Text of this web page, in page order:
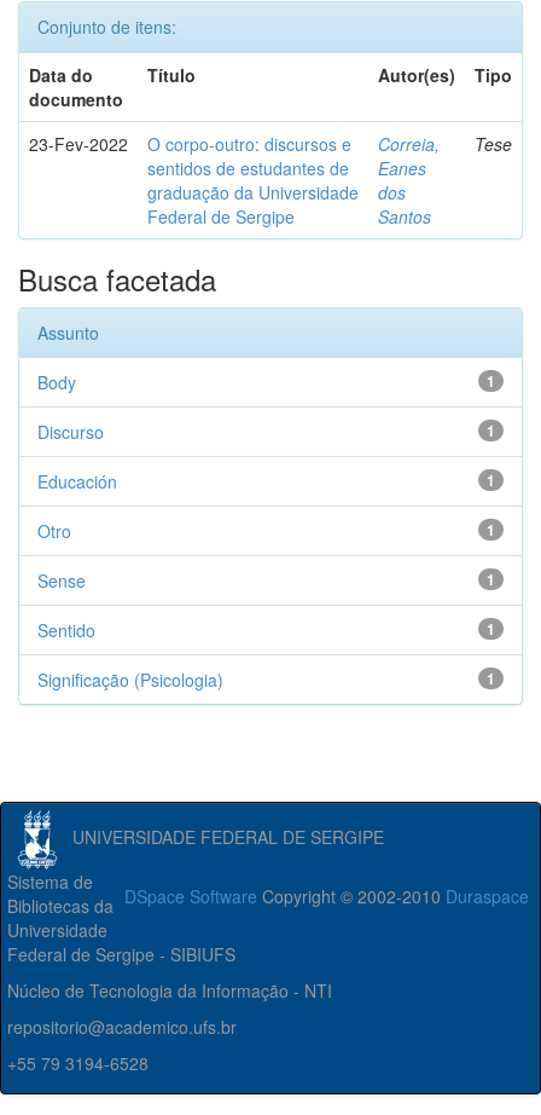
Conjunto de itens:
Data do
documento
Título Autor(es) Tipo
23-Fev-2022
O corpo-outro: discursos e
sentidos de estudantes de
graduação da Universidade
Federal de Sergipe
Correia,
Eanes
dos
Santos
Tese
Busca facetada
Assunto
1
Body
1
Discurso
1
Educación
1
Otro
1
Sense
1
Sentido
1
Significação (Psicologia)
UNIVERSIDADE FEDERAL DE SERGIPE
DSpace Software Copyright © 2002-2010 Duraspace
Sistema de
Bibliotecas da
Universidade
Federal de Sergipe - SIBIUFS
Núcleo de Tecnologia da Informação - NTI
repositorio@academico.ufs.br
+55 79 3194-6528